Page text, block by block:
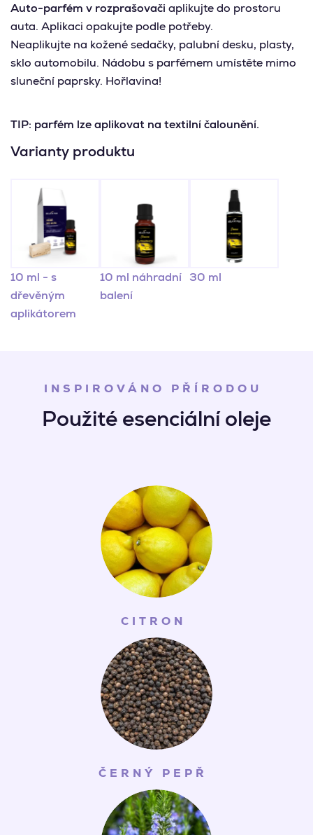
Auto-parfém v rozprašovači aplikujte do prostoru
auta. Aplikaci opakujte podle potřeby.
Neaplikujte na kožené sedačky, palubní desku, plasty,
sklo automobilu. Nádobu s parfémem umístěte mimo
sluneční paprsky. Hořlavina!
TIP: parfém lze aplikovat na textilní čalounění.
Varianty produktu
10 ml - s
dřevěným
aplikátorem
10 ml náhradní
balení
30 ml
INSPIROVÁNO PŘÍRODOU
Použité esenciální oleje
CITRON
ČERNÝ PEPŘ